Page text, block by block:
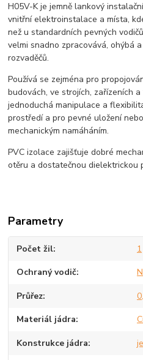
H05V-K je jemně lankový
vnitřní elektroinstalace a místa,
než u standardních pevných
velmi snadno zpracovává, ohýbá
rozvaděčů.
Používá se zejména pro
budovách, ve strojích, zařízeních
jednoduchá manipulace a
prostředí a pro pevné uložení
mechanickým namáháním.
PVC izolace zajišťuje dobré
otěru a dostatečnou dielektrickou
Parametry
Počet žil 1
Ochraný vodič
Průřez
Materiál jádra
Konstrukce jádra